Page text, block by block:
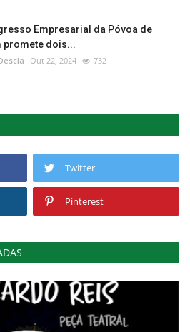
Empresarial da Póvoa de
promete dois...
Out 22, 2024 732
Twitter
Pinterest